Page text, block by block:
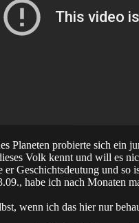
Planeten probierte sich ein
Volk kennt und will es
er Geschichtsdeutung und
habe ich nach Monaten
wenn ich das hier nur